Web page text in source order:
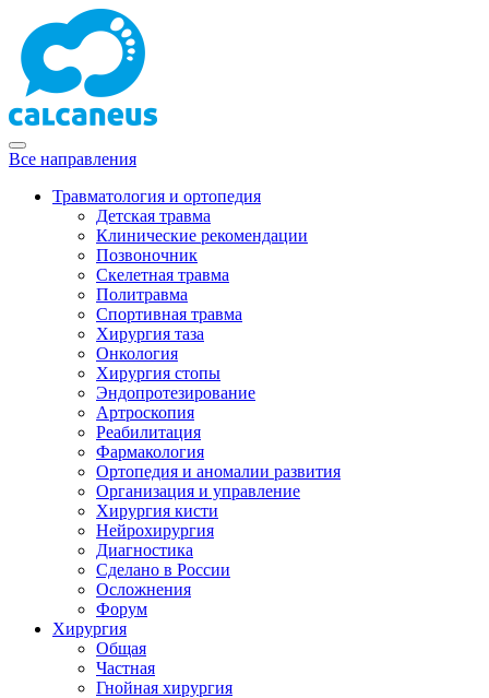
Все направления
Травматология и ортопедия
Детская травма
Клинические рекомендации
Позвоночник
Скелетная травма
Политравма
Спортивная травма
Хирургия таза
Онкология
Хирургия стопы
Эндопротезирование
Артроскопия
Реабилитация
Фармакология
Ортопедия и аномалии развития
Организация и управление
Хирургия кисти
Нейрохирургия
Диагностика
Сделано в России
Осложнения
Форум
Хирургия
Общая
Частная
Гнойная хирургия